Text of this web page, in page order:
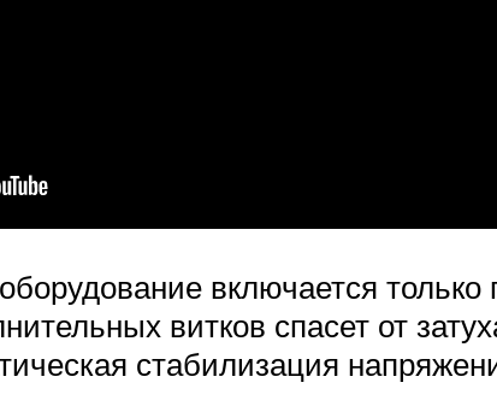
включается
витков спасет от
стабилизация